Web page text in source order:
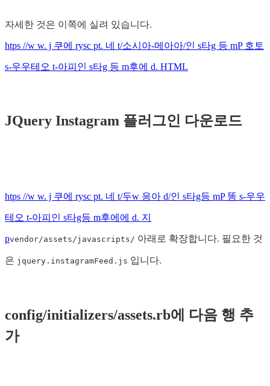
자세한 것은 이쪽에 실려 있습니다.
htps //w w. j 쿠에 rysc pt. 네 t/소시아-메아아/인 s타g 등 mP 호토
s-우우테오 t-아피인 s타g 등 m후에 d. HTML
JQuery Instagram 플러그인 다운로드
htps //w w. j 쿠에 rysc pt. 네 t/두w 응아 d/인 s타g등 mP 똥 s-우우
테오 t-아피인 s타g등 m후에에 d. 지
pvendor/assets/javascripts/ 아래로 확장합니다. 필요한 것
은 jquery.instagramFeed.js 입니다.
config/initializers/assets.rb에 다음 행 추
가